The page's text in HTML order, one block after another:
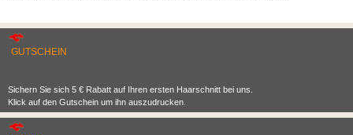
GUTSCHEIN
Sichern Sie sich 5 € Rabatt auf Ihren ersten Haarschnitt bei uns.
Klick auf den Gutschein um ihn auszudrucken.